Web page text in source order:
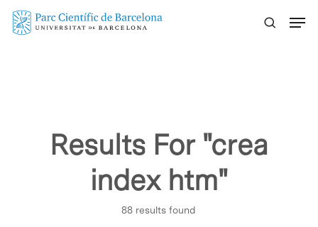
Skip
Results For "crea
index htm"
88 results found